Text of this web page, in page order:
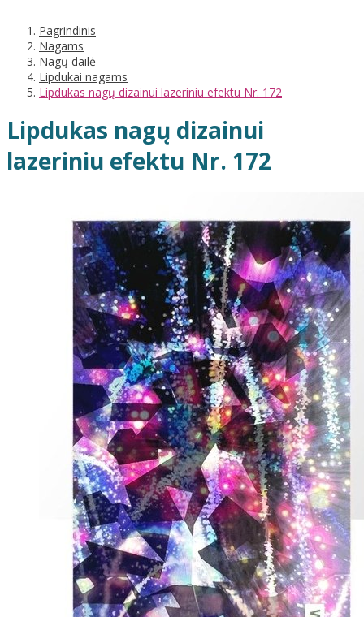
Pagrindinis
Nagams
Nagų dailė
Lipdukai nagams
Lipdukas nagų dizainui lazeriniu efektu Nr. 172
Lipdukas nagų dizainui
lazeriniu efektu Nr. 172